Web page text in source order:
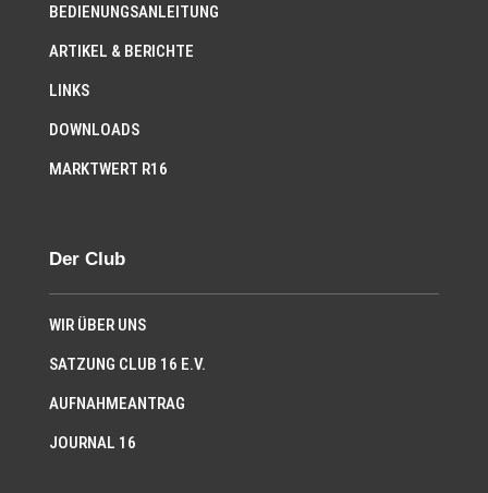
BEDIENUNGSANLEITUNG
ARTIKEL & BERICHTE
LINKS
DOWNLOADS
MARKTWERT R16
Der Club
WIR ÜBER UNS
SATZUNG CLUB 16 E.V.
AUFNAHMEANTRAG
JOURNAL 16